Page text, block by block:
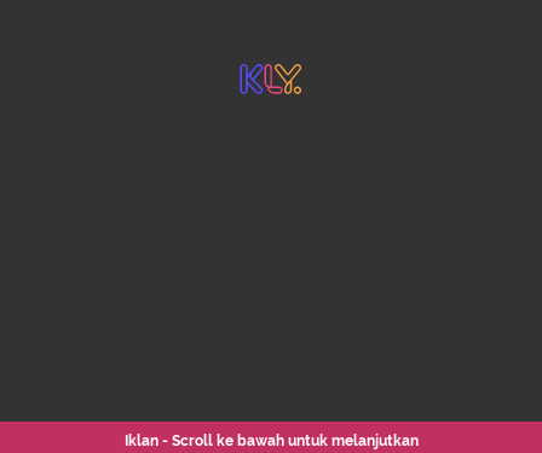
Iklan - Scroll ke bawah untuk melanjutkan